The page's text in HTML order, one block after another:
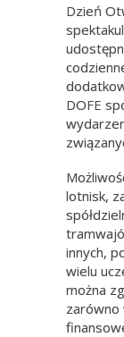
Dzień
DOFE
lotnisk,
innych,
wielu
można